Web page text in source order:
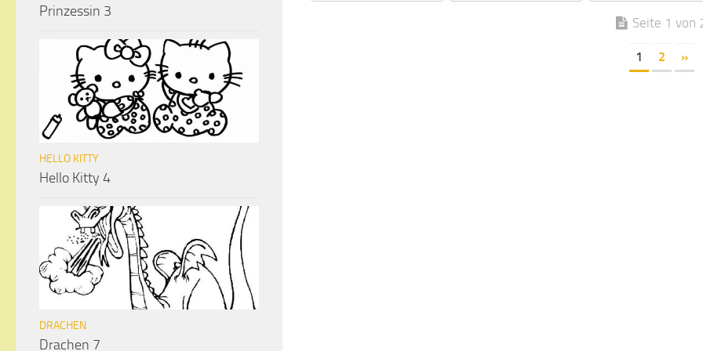
Seite 1 von
1 2 »
Prinzessin 3
HELLO KITTY
Hello Kitty 4
DRACHEN
Drachen 7